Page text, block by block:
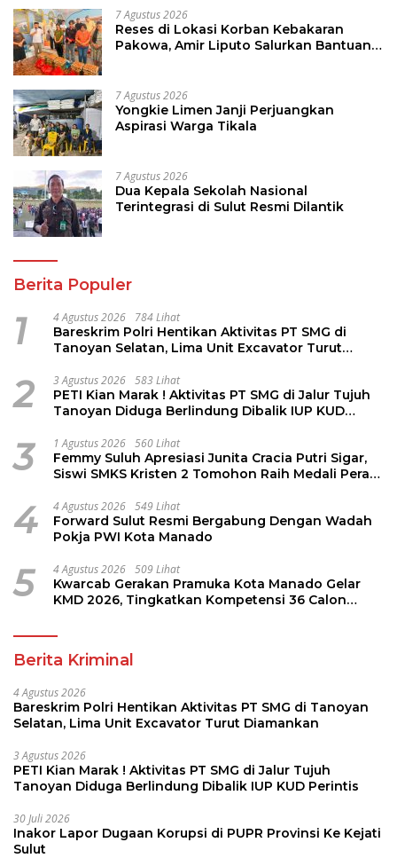
7 Agustus 2026
Reses di Lokasi Korban Kebakaran
Pakowa, Amir Liputo Salurkan Bantuan
7 Agustus 2026
Yongkie Limen Janji Perjuangkan
Aspirasi Warga Tikala
7 Agustus 2026
Dua Kepala Sekolah Nasional
Terintegrasi di Sulut Resmi Dilantik
Berita Populer
1 4 Agustus 2026 784 Lihat
Bareskrim Polri Hentikan Aktivitas PT SMG di
Tanoyan Selatan, Lima Unit Excavator Turut
2 3 Agustus 2026 583 Lihat
PETI Kian Marak ! Aktivitas PT SMG di Jalur Tujuh
Tanoyan Diduga Berlindung Dibalik IUP KUD
3 1 Agustus 2026 560 Lihat
Femmy Suluh Apresiasi Junita Cracia Putri Sigar,
Siswi SMKS Kristen 2 Tomohon Raih Medali Perak
4 4 Agustus 2026 549 Lihat
Forward Sulut Resmi Bergabung Dengan Wadah
Pokja PWI Kota Manado
5 4 Agustus 2026 509 Lihat
Kwarcab Gerakan Pramuka Kota Manado Gelar
KMD 2026, Tingkatkan Kompetensi 36 Calon
Berita Kriminal
4 Agustus 2026
Bareskrim Polri Hentikan Aktivitas PT SMG di Tanoyan
Selatan, Lima Unit Excavator Turut Diamankan
3 Agustus 2026
PETI Kian Marak ! Aktivitas PT SMG di Jalur Tujuh
Tanoyan Diduga Berlindung Dibalik IUP KUD Perintis
30 Juli 2026
Inakor Lapor Dugaan Korupsi di PUPR Provinsi Ke Kejati
Sulut